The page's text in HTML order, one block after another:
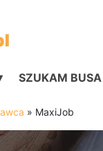
SZUKAM BUSA
» MaxiJob